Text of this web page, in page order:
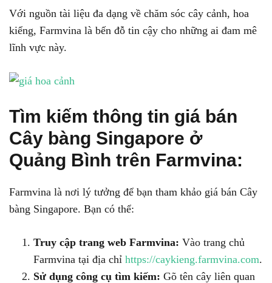
Với nguồn tài liệu đa dạng về chăm sóc cây cảnh, hoa
kiểng, Farmvina là bến đỗ tin cậy cho những ai đam mê
lĩnh vực này.
Tìm kiếm thông tin giá bán
Cây bàng Singapore ở
Quảng Bình trên Farmvina:
Farmvina là nơi lý tưởng để bạn tham khảo giá bán Cây
bàng Singapore. Bạn có thể:
Truy cập trang web Farmvina: Vào trang chủ
Farmvina tại địa chỉ https://caykieng.farmvina.com.
Sử dụng công cụ tìm kiếm: Gõ tên cây liên quan